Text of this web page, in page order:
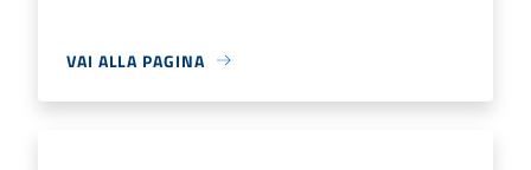
VAI ALLA PAGINA